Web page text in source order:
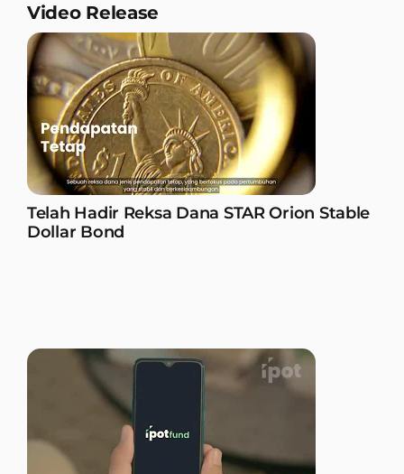
Video Release
Telah Hadir Reksa Dana STAR Orion Stable
Dollar Bond